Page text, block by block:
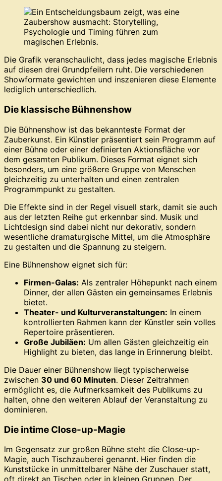
Die Grafik veranschaulicht, dass jedes magische Erlebnis
auf diesen drei Grundpfeilern ruht. Die verschiedenen
Showformate gewichten und inszenieren diese Elemente
lediglich unterschiedlich.
Die klassische Bühnenshow
Die Bühnenshow ist das bekannteste Format der
Zauberkunst. Ein Künstler präsentiert sein Programm auf
einer Bühne oder einer definierten Aktionsfläche vor
dem gesamten Publikum. Dieses Format eignet sich
besonders, um eine größere Gruppe von Menschen
gleichzeitig zu unterhalten und einen zentralen
Programmpunkt zu gestalten.
Die Effekte sind in der Regel visuell stark, damit sie auch
aus der letzten Reihe gut erkennbar sind. Musik und
Lichtdesign sind dabei nicht nur dekorativ, sondern
wesentliche dramaturgische Mittel, um die Atmosphäre
zu gestalten und die Spannung zu steigern.
Eine Bühnenshow eignet sich für:
Firmen-Galas: Als zentraler Höhepunkt nach einem
Dinner, der allen Gästen ein gemeinsames Erlebnis
bietet.
Theater- und Kulturveranstaltungen: In einem
kontrollierten Rahmen kann der Künstler sein volles
Repertoire präsentieren.
Große Jubiläen: Um allen Gästen gleichzeitig ein
Highlight zu bieten, das lange in Erinnerung bleibt.
Die Dauer einer Bühnenshow liegt typischerweise
zwischen 30 und 60 Minuten. Dieser Zeitrahmen
ermöglicht es, die Aufmerksamkeit des Publikums zu
halten, ohne den weiteren Ablauf der Veranstaltung zu
dominieren.
Die intime Close-up-Magie
Im Gegensatz zur großen Bühne steht die Close-up-
Magie, auch Tischzauberei genannt. Hier finden die
Kunststücke in unmittelbarer Nähe der Zuschauer statt,